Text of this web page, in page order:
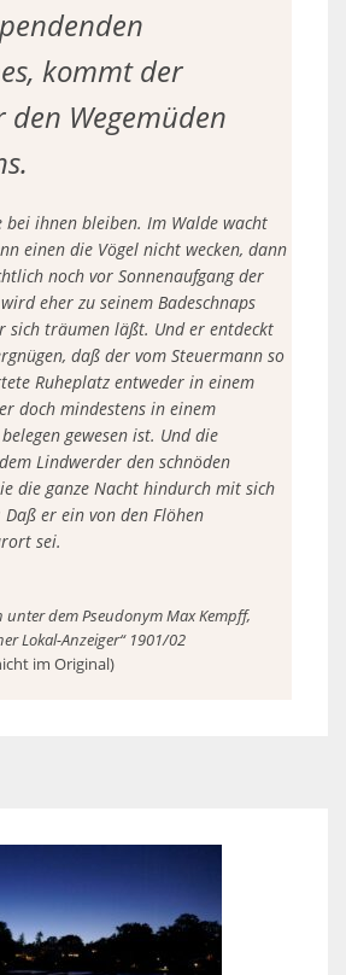
kommt der
den Wegemüden
ihnen bleiben. Im Walde wacht
einen die Vögel nicht wecken, dann
noch vor Sonnenaufgang der
eher zu seinem Badeschnaps
sich träumen läßt. Und er entdeckt
daß der vom Steuermann so
Ruheplatz entweder in einem
doch mindestens in einem
gewesen ist. Und die
Lindwerder den schnöden
die ganze Nacht hindurch mit sich
er ein von den Flöhen
sei.
dem Pseudonym Max Kempff,
Lokal-Anzeiger“ 1901/02
im Original)